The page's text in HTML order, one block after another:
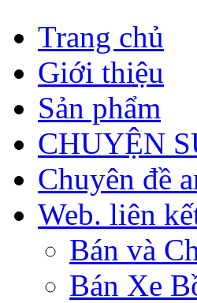
Trang chủ
Giới thiệu
Sản phẩm
CHUYỆN
Chuyên đề
Web. liên
Bán và
Bán Xe